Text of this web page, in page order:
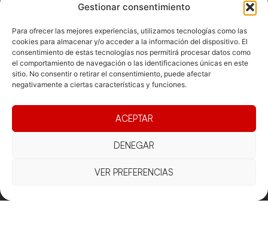
Gestionar consentimiento
Para ofrecer las mejores experiencias, utilizamos tecnologías como las
cookies para almacenar y/o acceder a la información del dispositivo. El
consentimiento de estas tecnologías nos permitirá procesar datos como
el comportamiento de navegación o las identificaciones únicas en este
sitio. No consentir o retirar el consentimiento, puede afectar
negativamente a ciertas características y funciones.
ACEPTAR
DENEGAR
VER PREFERENCIAS
Competicions
Competiciones
Pista
Playa
Documentacio
Funcionament
Transparència
Contacte
Jonqueres,